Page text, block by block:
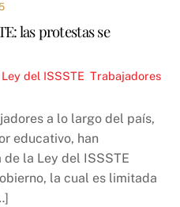
las protestas se
Ley del ISSSTE ,Trabajadores
a lo largo del país,
educativo, han
la Ley del ISSSTE
la cual es limitada